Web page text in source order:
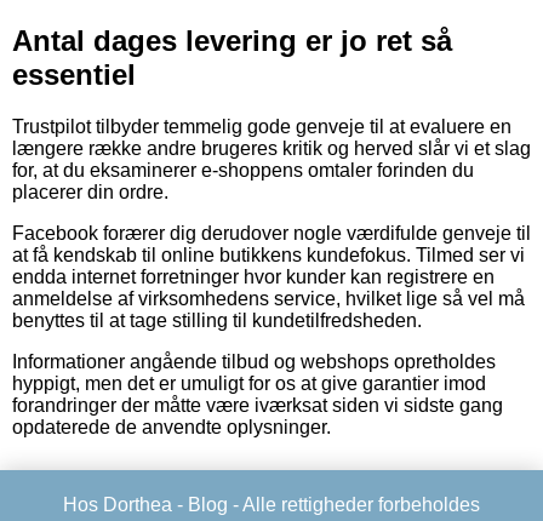
Antal dages levering er jo ret så
essentiel
Trustpilot tilbyder temmelig gode genveje til at evaluere en
længere række andre brugeres kritik og herved slår vi et slag
for, at du eksaminerer e-shoppens omtaler forinden du
placerer din ordre.
Facebook forærer dig derudover nogle værdifulde genveje til
at få kendskab til online butikkens kundefokus. Tilmed ser vi
endda internet forretninger hvor kunder kan registrere en
anmeldelse af virksomhedens service, hvilket lige så vel må
benyttes til at tage stilling til kundetilfredsheden.
Informationer angående tilbud og webshops opretholdes
hyppigt, men det er umuligt for os at give garantier imod
forandringer der måtte være iværksat siden vi sidste gang
opdaterede de anvendte oplysninger.
Hos Dorthea - Blog - Alle rettigheder forbeholdes